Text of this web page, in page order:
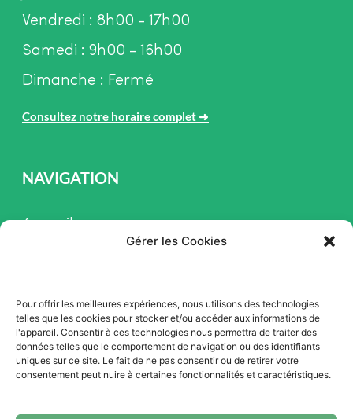
Gérer les Cookies
Pour offrir les meilleures expériences, nous utilisons des technologies
telles que les cookies pour stocker et/ou accéder aux informations de
l'appareil. Consentir à ces technologies nous permettra de traiter des
données telles que le comportement de navigation ou des identifiants
uniques sur ce site. Le fait de ne pas consentir ou de retirer votre
consentement peut nuire à certaines fonctionnalités et caractéristiques.
Vendredi : 8h00 - 17h00
Samedi : 9h00 - 16h00
Dimanche : Fermé
Consultez notre horaire complet ➜
NAVIGATION
Accueil
Promotion
Blogue
Nous contacter